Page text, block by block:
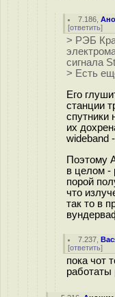
7.186 ,
[ответить]
> РЭБ
сигнала
> Есть
Его
станции
спутники
их
wideband
Поэтому
в целом -
порой
что
так то в
7.237 ,
[ответить]
пока чот
работаты